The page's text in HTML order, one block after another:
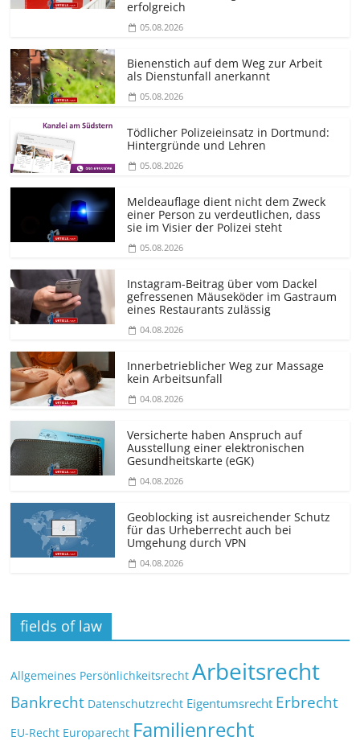
erfolgreich
05.08.2026
Bienenstich auf dem Weg zur Arbeit
als Dienstunfall anerkannt
05.08.2026
Tödlicher Polizeieinsatz in Dortmund:
Hintergründe und Lehren
05.08.2026
Meldeauflage dient nicht dem Zweck
einer Person zu verdeutlichen, dass
sie im Visier der Polizei steht
05.08.2026
Instagram-Beitrag über vom Dackel
gefressenen Mäuseköder im Gastraum
eines Restaurants zulässig
04.08.2026
Innerbetrieblicher Weg zur Massage
kein Arbeitsunfall
04.08.2026
Versicherte haben Anspruch auf
Ausstellung einer elektronischen
Gesundheitskarte (eGK)
04.08.2026
Geoblocking ist ausreichender Schutz
für das Urheberrecht auch bei
Umgehung durch VPN
04.08.2026
fields of law
Allgemeines Persönlichkeitsrecht Arbeitsrecht
Bankrecht Datenschutzrecht Eigentumsrecht Erbrecht
EU-Recht Europarecht Familienrecht